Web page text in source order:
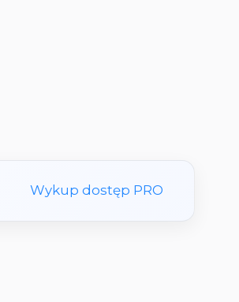
Wykup dostęp PRO